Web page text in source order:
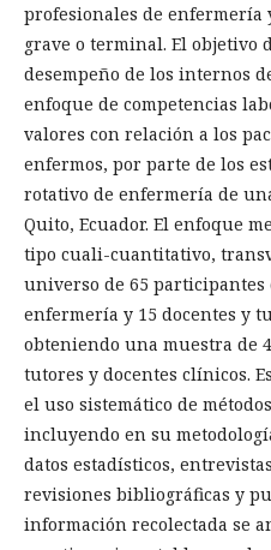
profesionales de enfermería
grave o terminal. El objetivo
desempeño de los internos
enfoque de competencias
valores con relación a los
enfermos, por parte de los
rotativo de enfermería de
Quito, Ecuador. El enfoque
tipo cuali-cuantitativo,
universo de 65 participantes
enfermería y 15 docentes y
obteniendo una muestra de
tutores y docentes clínicos.
el uso sistemático de
incluyendo en su
datos estadísticos,
revisiones bibliográficas y
información recolectada se